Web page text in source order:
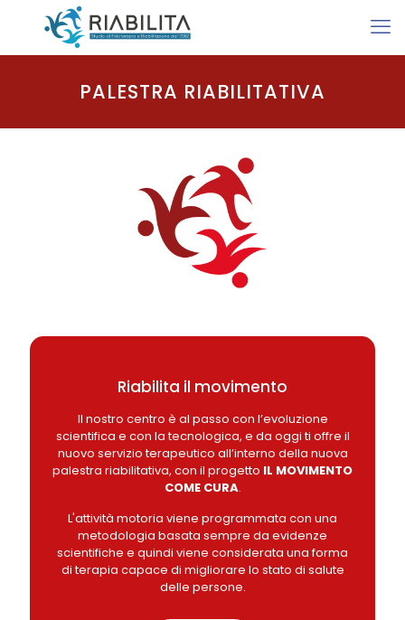
PALESTRA RIABILITATIVA
Riabilita il movimento
Il nostro centro è al passo con l’evoluzione
scientifica e con la tecnologica, e da oggi ti offre il
nuovo servizio terapeutico all’interno della nuova
palestra riabilitativa, con il progetto IL MOVIMENTO
COME CURA.
L'attività motoria viene programmata con una
metodologia basata sempre da evidenze
scientifiche e quindi viene considerata una forma
di terapia capace di migliorare lo stato di salute
delle persone.